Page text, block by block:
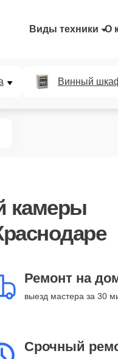
Виды техники О
Винный
камеры
Ремонт на
выезд мастера за 30
Срочный